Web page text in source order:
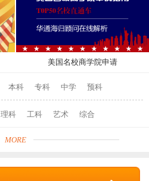
美国名校商学院申请
本科 专科 中学 预科
理科 工科 艺术 综合
MORE